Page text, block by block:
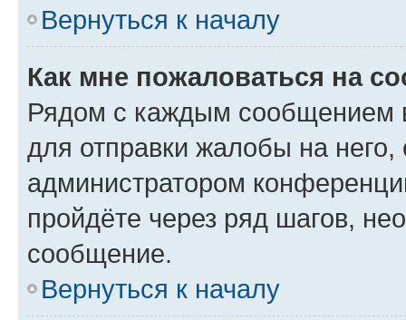
Вернуться к началу
Как мне пожаловаться на
Рядом с каждым сообщением
для отправки жалобы на
администратором
пройдёте через ряд шагов,
сообщение.
Вернуться к началу